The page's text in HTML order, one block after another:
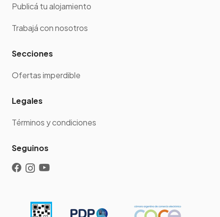
Publicá tu alojamiento
Trabajá con nosotros
Secciones
Ofertas imperdible
Legales
Términos y condiciones
Seguinos